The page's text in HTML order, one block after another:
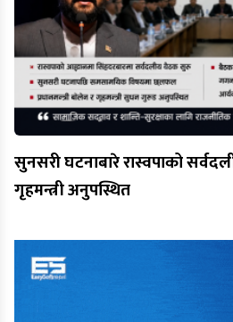
सुनसरी घटनाबारे रास्वपाको
गृहमन्त्री अनुपस्थित